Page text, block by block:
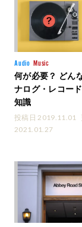
Audio Music
何が必要？ どん
ナログ・レコー
知識
投稿日 2019.11.01
2021.01.27